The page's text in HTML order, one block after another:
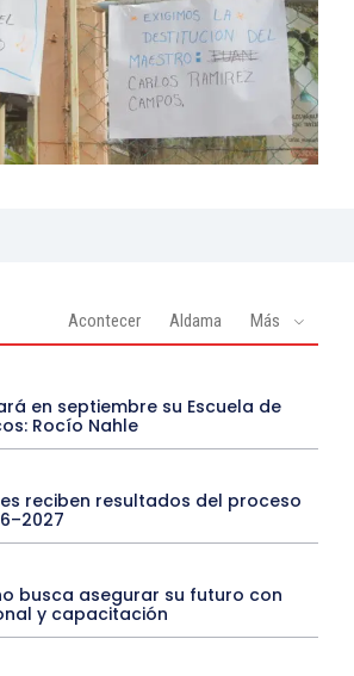
Acontecer Aldama Más
en septiembre su Escuela de
Rocío Nahle
reciben resultados del proceso
busca asegurar su futuro con
y capacitación